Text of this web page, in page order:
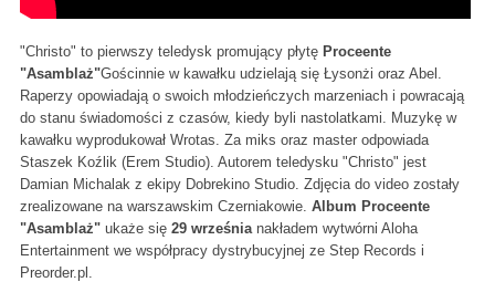
"Christo" to pierwszy teledysk promujący płytę Proceente
"Asamblaż"Gościnnie w kawałku udzielają się Łysonżi oraz Abel.
Raperzy opowiadają o swoich młodzieńczych marzeniach i powracają
do stanu świadomości z czasów, kiedy byli nastolatkami. Muzykę w
kawałku wyprodukował Wrotas. Za miks oraz master odpowiada
Staszek Koźlik (Erem Studio). Autorem teledysku "Christo" jest
Damian Michalak z ekipy Dobrekino Studio. Zdjęcia do video zostały
zrealizowane na warszawskim Czerniakowie. Album Proceente
"Asamblaż" ukaże się 29 września nakładem wytwórni Aloha
Entertainment we współpracy dystrybucyjnej ze Step Records i
Preorder.pl.